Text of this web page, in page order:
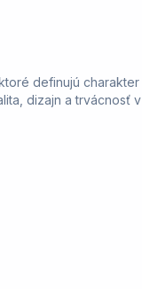
definujú charakter
dizajn a trvácnosť v